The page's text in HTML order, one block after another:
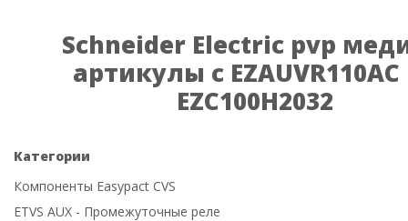
Schneider Electric pvp
артикулы с EZAUVR110AC
EZC100H2032
Категории
Компоненты Easypact CVS
ETVS AUX - Промежуточные реле